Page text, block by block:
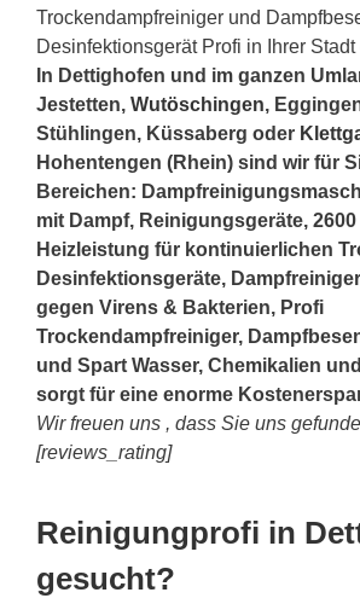
Trockendampfreiniger und
Desinfektionsgerät Profi in Ihrer
In Dettighofen und im ganzen
Jestetten, Wutöschingen,
Stühlingen, Küssaberg oder
Hohentengen (Rhein) sind wir für
Bereichen:
mit Dampf, Reinigungsgeräte, 2600
Heizleistung für kontinuierlichen
Desinfektionsgeräte,
gegen Virens & Bakterien, Profi
Trockendampfreiniger,
und Spart Wasser, Chemikalien
sorgt für eine enorme
Wir freuen uns , dass Sie uns
[reviews_rating]
Reinigungprofi in
gesucht?